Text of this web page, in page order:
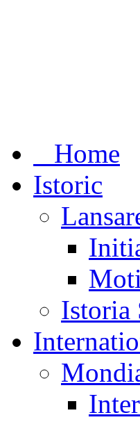
Home
Istoric
Istoria